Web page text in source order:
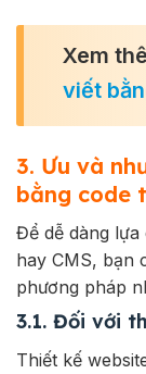
Xem
viết
3. Ưu và
bằng code
Để dễ dàng lựa
hay CMS, bạn
phương pháp
3.1. Đối với
Thiết kế